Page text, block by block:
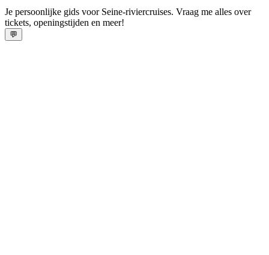
Je persoonlijke gids voor Seine-riviercruises. Vraag me alles over
tickets, openingstijden en meer!
💬